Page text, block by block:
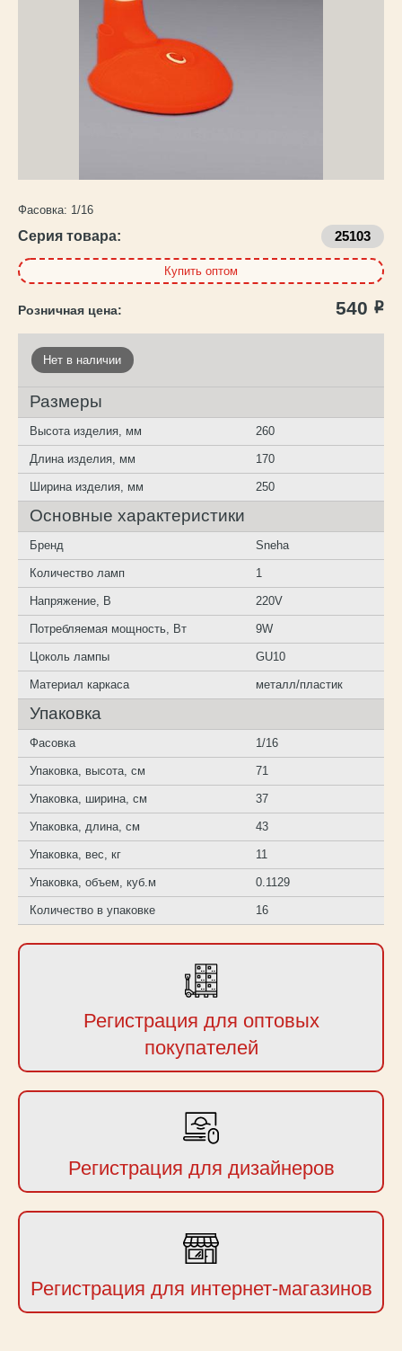
Фасовка: 1/16
Серия товара: 25103
Купить оптом
540 Р
Нет в наличии
Размеры
Высота изделия, мм 260
Длина изделия, мм 170
Ширина изделия, мм 250
Основные характеристики
Бренд Sneha
Количество ламп 1
Напряжение, В 220V
Потребляемая мощность, Вт 9W
Цоколь лампы GU10
Материал каркаса металл/пластик
Упаковка
Фасовка 1/16
Упаковка, высота, см 71
Упаковка, ширина, см 37
Упаковка, длина, см 43
Упаковка, вес, кг 11
Упаковка, объем, куб.м 0.1129
Количество в упаковке 16
Регистрация для оптовых
покупателей
Регистрация для дизайнеров
Регистрация для интернет-магазинов